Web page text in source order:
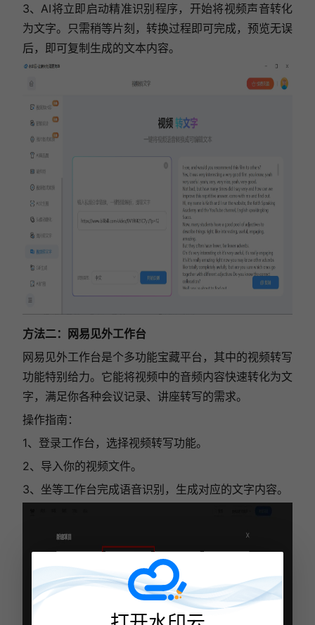
3、AI将立即启动精准识别程序，开始将视频声音转化
为文字。只需稍等片刻，转换过程即可完成，预览无误
后，即可复制生成的文本内容。
方法二：网易见外工作台
网易见外工作台是个多功能宝藏平台，其中的视频转写
功能特别给力。它能将视频中的音频内容快速转化为文
字，满足你各种会议记录、讲座转写的需求。
操作指南：
1、登录工作台，选择视频转写功能。
2、导入你的视频文件。
3、坐等工作台完成语音识别，生成对应的文字内容。